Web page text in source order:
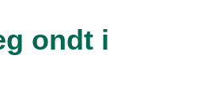
ondt i